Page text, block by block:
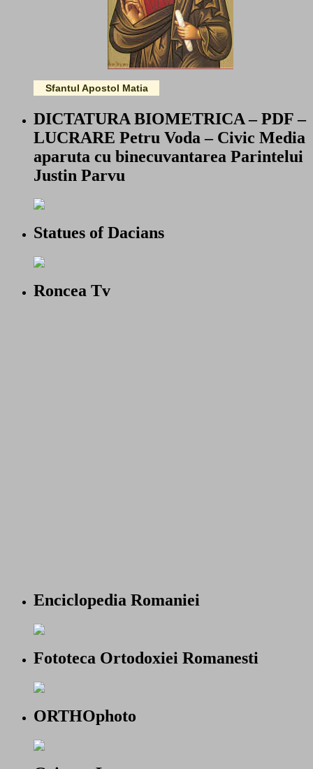
Sfantul Apostol Matia
DICTATURA BIOMETRICA – PDF –
LUCRARE Petru Voda – Civic Media
aparuta cu binecuvantarea Parintelui
Justin Parvu
Statues of Dacians
Roncea Tv
Enciclopedia Romaniei
Fototeca Ortodoxiei Romanesti
ORTHOphoto